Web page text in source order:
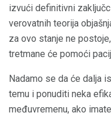
izvući definitivni
verovatnih teorija
za ovo stanje ne
tretmane će pomoći
Nadamo se da će dalja
temu i ponuditi neka
međuvremenu, ako